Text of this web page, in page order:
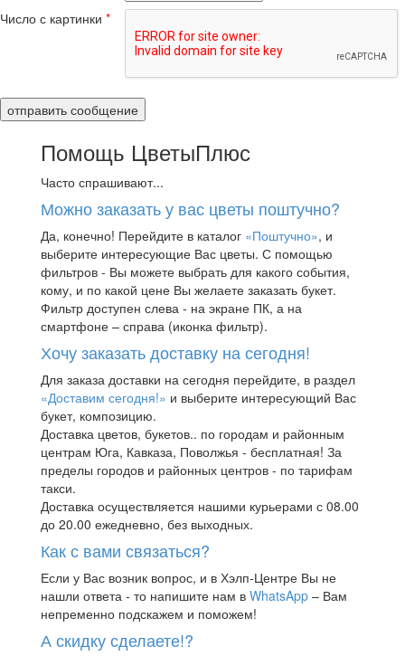
Число с картинки *
Помощь ЦветыПлюс
Часто спрашивают...
Можно заказать у вас цветы поштучно?
Да, конечно! Перейдите в каталог «Поштучно», и
выберите интересующие Вас цветы. С помощью
фильтров - Вы можете выбрать для какого события,
кому, и по какой цене Вы желаете заказать букет.
Фильтр доступен слева - на экране ПК, а на
смартфоне – справа (иконка фильтр).
Хочу заказать доставку на сегодня!
Для заказа доставки на сегодня перейдите, в раздел
«Доставим сегодня!» и выберите интересующий Вас
букет, композицию.
Доставка цветов, букетов.. по городам и районным
центрам Юга, Кавказа, Поволжья - бесплатная! За
пределы городов и районных центров - по тарифам
такси.
Доставка осуществляется нашими курьерами с 08.00
до 20.00 ежедневно, без выходных.
Как с вами связаться?
Если у Вас возник вопрос, и в Хэлп-Центре Вы не
нашли ответа - то напишите нам в WhatsApp – Вам
непременно подскажем и поможем!
А скидку сделаете!?